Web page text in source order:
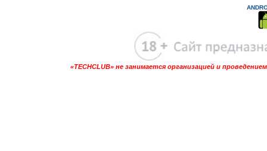
«TECHCLUB» не занимается организацией и